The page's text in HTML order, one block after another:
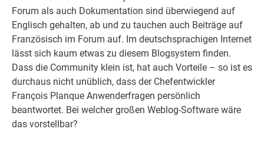
Forum als auch Dokumentation sind überwiegend auf
Englisch gehalten, ab und zu tauchen auch Beiträge auf
Französisch im Forum auf. Im deutschsprachigen Internet
lässt sich kaum etwas zu diesem Blogsystem finden.
Dass die Community klein ist, hat auch Vorteile – so ist es
durchaus nicht unüblich, dass der Chefentwickler
François Planque Anwenderfragen persönlich
beantwortet. Bei welcher großen Weblog-Software wäre
das vorstellbar?